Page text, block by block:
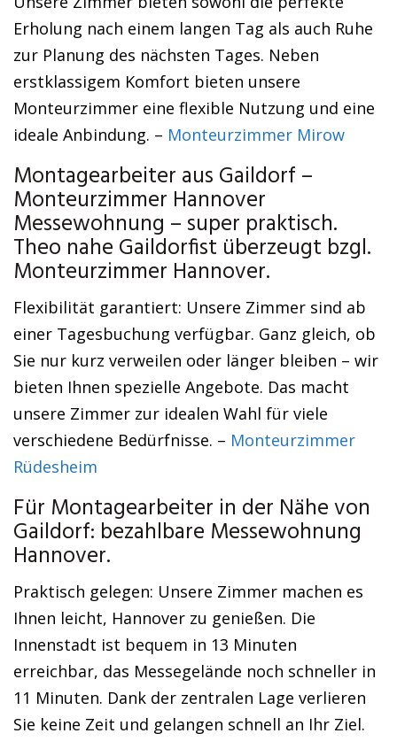
Erholung nach einem langen Tag als auch Ruhe
zur Planung des nächsten Tages. Neben
erstklassigem Komfort bieten unsere
Monteurzimmer eine flexible Nutzung und eine
ideale Anbindung. – Monteurzimmer Mirow
Montagearbeiter aus Gaildorf –
Monteurzimmer Hannover
Messewohnung – super praktisch.
Theo nahe Gaildorfist überzeugt bzgl.
Monteurzimmer Hannover.
Flexibilität garantiert: Unsere Zimmer sind ab
einer Tagesbuchung verfügbar. Ganz gleich, ob
Sie nur kurz verweilen oder länger bleiben – wir
bieten Ihnen spezielle Angebote. Das macht
unsere Zimmer zur idealen Wahl für viele
verschiedene Bedürfnisse. – Monteurzimmer
Rüdesheim
Für Montagearbeiter in der Nähe von
Gaildorf: bezahlbare Messewohnung
Hannover.
Praktisch gelegen: Unsere Zimmer machen es
Ihnen leicht, Hannover zu genießen. Die
Innenstadt ist bequem in 13 Minuten
erreichbar, das Messegelände noch schneller in
11 Minuten. Dank der zentralen Lage verlieren
Sie keine Zeit und gelangen schnell an Ihr Ziel.